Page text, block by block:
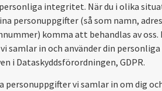
integritet. När du i olika
personuppgifter (så som namn,
komma att behandlas av oss.
samlar in och använder din personliga
i Dataskyddsförordningen, GDPR.
personuppgifter vi samlar in om dig